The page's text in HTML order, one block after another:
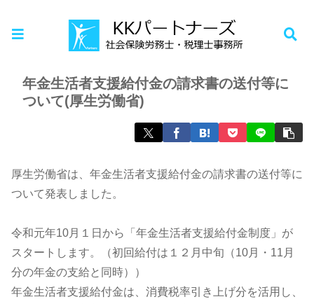
お知らせ
年金生活者支援給付金の請求書の送付等に
ついて(厚生労働省)
厚生労働省は、年金生活者支援給付金の請求書の送付等に
ついて発表しました。
令和元年10月１日から「年金生活者支援給付金制度」が
スタートします。（初回給付は１２月中旬（10月・11月
分の年金の支給と同時））
年金生活者支援給付金は、消費税率引き上げ分を活用し、